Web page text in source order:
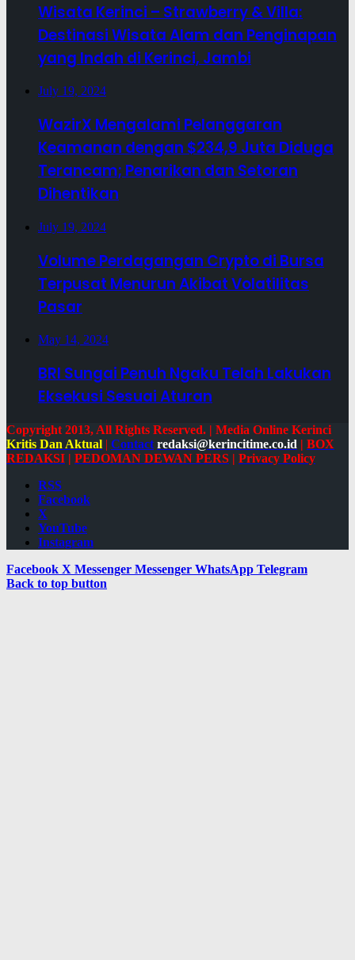
Wisata Kerinci – Strawberry & Villa:
Destinasi Wisata Alam dan Penginapan
yang Indah di Kerinci, Jambi
July 19, 2024
WazirX Mengalami Pelanggaran
Keamanan dengan $234,9 Juta Diduga
Terancam; Penarikan dan Setoran
Dihentikan
July 19, 2024
Volume Perdagangan Crypto di Bursa
Terpusat Menurun Akibat Volatilitas
Pasar
May 14, 2024
BRI Sungai Penuh Ngaku Telah Lakukan
Eksekusi Sesuai Aturan
Copyright 2013, All Rights Reserved. | Media Online Kerinci
Kritis Dan Aktual | Contact redaksi@kerincitime.co.id | BOX
REDAKSI | PEDOMAN DEWAN PERS | Privacy Policy
RSS
Facebook
X
YouTube
Instagram
Facebook X Messenger Messenger WhatsApp Telegram
Back to top button